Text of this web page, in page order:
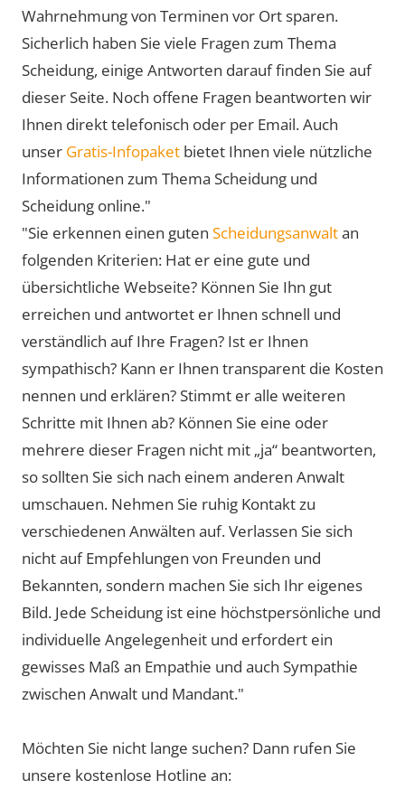
Wahrnehmung von Terminen vor Ort sparen.
Sicherlich haben Sie viele Fragen zum Thema
Scheidung, einige Antworten darauf finden Sie auf
dieser Seite. Noch offene Fragen beantworten wir
Ihnen direkt telefonisch oder per Email. Auch
unser Gratis-Infopaket bietet Ihnen viele nützliche
Informationen zum Thema Scheidung und
Scheidung online."
"Sie erkennen einen guten Scheidungsanwaltan
folgenden Kriterien: Hat er eine gute und
übersichtliche Webseite? Können Sie Ihn gut
erreichen und antwortet er Ihnen schnell und
verständlich auf Ihre Fragen? Ist er Ihnen
sympathisch? Kann er Ihnen transparent die Kosten
nennen und erklären? Stimmt er alle weiteren
Schritte mit Ihnen ab? Können Sie eine oder
mehrere dieser Fragen nicht mit „ja“ beantworten,
so sollten Sie sich nach einem anderen Anwalt
umschauen. Nehmen Sie ruhig Kontakt zu
verschiedenen Anwälten auf. Verlassen Sie sich
nicht auf Empfehlungen von Freunden und
Bekannten, sondern machen Sie sich Ihr eigenes
Bild. Jede Scheidung ist eine höchstpersönliche und
individuelle Angelegenheit und erfordert ein
gewisses Maß an Empathie und auch Sympathie
zwischen Anwalt und Mandant."
Möchten Sie nicht lange suchen? Dann rufen Sie
unsere kostenlose Hotline an: